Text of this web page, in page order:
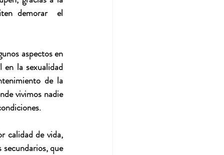
demorar  el
aspectos en
la sexualidad
de la
vivimos nadie
calidad de vida,
que